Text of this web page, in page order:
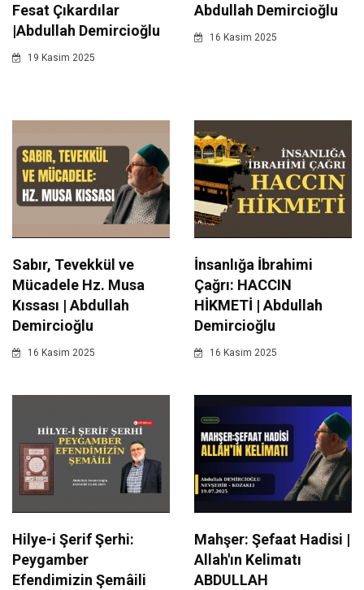
Fesat Çıkardılar
|Abdullah Demircioğlu
19 Kasim 2025
Abdullah Demircioğlu
16 Kasim 2025
Sabır, Tevekkül ve
Mücadele Hz. Musa
Kıssası | Abdullah
Demircioğlu
16 Kasim 2025
İnsanlığa İbrahimi
Çağrı: HACCIN
HİKMETİ | Abdullah
Demircioğlu
16 Kasim 2025
Hilye-i Şerif Şerhi:
Peygamber
Efendimizin Şemâili
Mahşer: Şefaat Hadisi |
Allah'ın Kelimatı
ABDULLAH